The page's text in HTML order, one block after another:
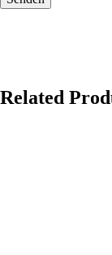
Related